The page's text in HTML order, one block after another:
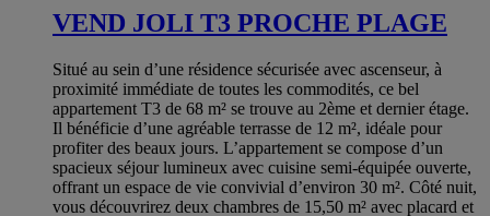
VEND JOLI T3 PROCHE PLAGE
Situé au sein d’une résidence sécurisée avec ascenseur, à
proximité immédiate de toutes les commodités, ce bel
appartement T3 de 68 m² se trouve au 2ème et dernier étage.
Il bénéficie d’une agréable terrasse de 12 m², idéale pour
profiter des beaux jours. L’appartement se compose d’un
spacieux séjour lumineux avec cuisine semi-équipée ouverte,
offrant un espace de vie convivial d’environ 30 m². Côté nuit,
vous découvrirez deux chambres de 15,50 m² avec placard et